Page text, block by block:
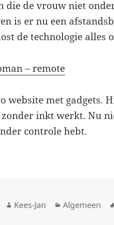
die de vrouw niet
is er nu een
de technologie alles
– remote
website met gadgets.
inkt werkt. Nu
controle hebt.
Auteur
Kees-Jan Categorieën
Algemeen